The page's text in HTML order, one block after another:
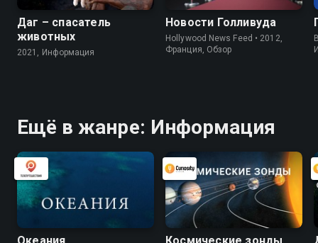
Даг – спасатель
животных
2021, Информация
Новости Голливуда
Hollywood News Feed • 2012,
Франция, Обзор
Ещё в жанре: Информация